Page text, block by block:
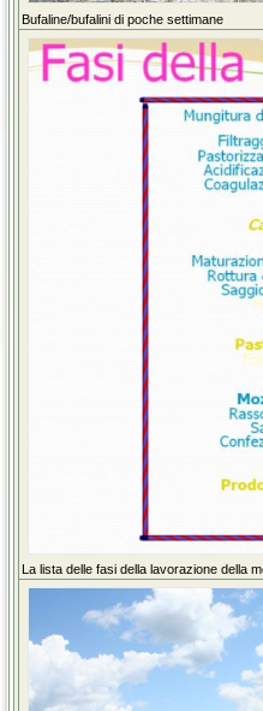
Bufaline/bufalini di poche settimane
La lista delle fasi della lavorazione della